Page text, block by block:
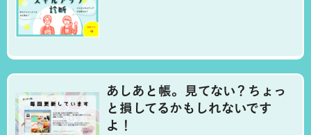
あしあと帳。見てない？ちょっ
と損してるかもしれないです
よ！